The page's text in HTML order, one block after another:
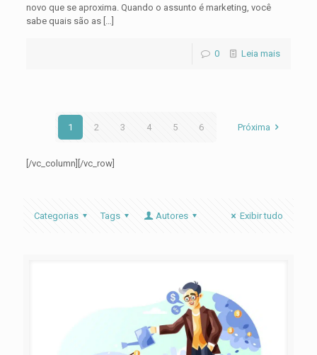
novo que se aproxima. Quando o assunto é marketing, você
sabe quais são as[…]
0 Leia mais
1 2 3 4 5 6 Próxima
[/vc_column][/vc_row]
Categorias Tags Autores Exibir tudo